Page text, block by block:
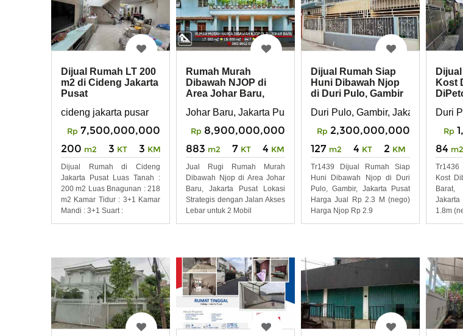
Dijual Rumah LT 200
m2 di Cideng Jakarta
Pusat
cideng jakarta pusar
Rp 7,500,000,000
200 m2 3 KT 3 KM
Dijual Rumah di Cideng
Jakarta Pusat Luas Tanah :
200 m2 Luas Bnagunan : 218
m2 Kamar Tidur : 3+1 Kamar
Mandi : 3+1 Suart :
Rumah Murah
Dibawah NJOP di
Area Johar Baru,
Johar Baru, Jakarta Pusat
Rp 8,900,000,000
883 m2 7 KT 4 KM
Jual Rugi Rumah Murah
Dibawah Njop di Area Johar
Baru, Jakarta Pusat Lokasi
Strategis dengan Jalan Akses
Lebar untuk 2 Mobil
Dijual Rumah Siap
Huni Dibawah Njop
di Duri Pulo, Gambir
Duri Pulo, Gambir, Jakarta Pusat
Rp 2,300,000,000
127 m2 4 KT 2 KM
Tr1439 Dijual Rumah Siap
Huni Dibawah Njop di Duri
Pulo, Gambir, Jakarta Pusat
Harga Jual Rp 2.3 M (nego)
Harga Njop Rp 2.9
Kost
Duri
Rp
84 m2
Kost
Barat,
Jakarta
1.8m